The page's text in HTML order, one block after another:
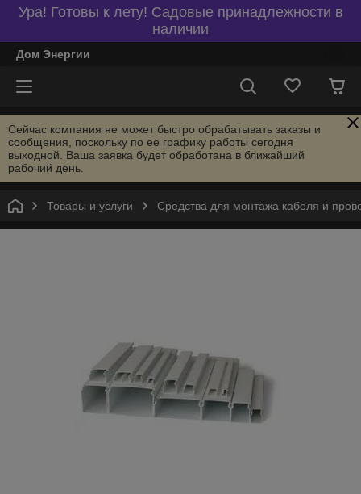
Ура! Готовы к лету! Садовые принадлежности в
наличии
Дом Энергии
Сейчас компания не может быстро обрабатывать заказы и
сообщения, поскольку по ее графику работы сегодня
выходной. Ваша заявка будет обработана в ближайший
рабочий день.
Товары и услуги Средства для монтажа кабеля и